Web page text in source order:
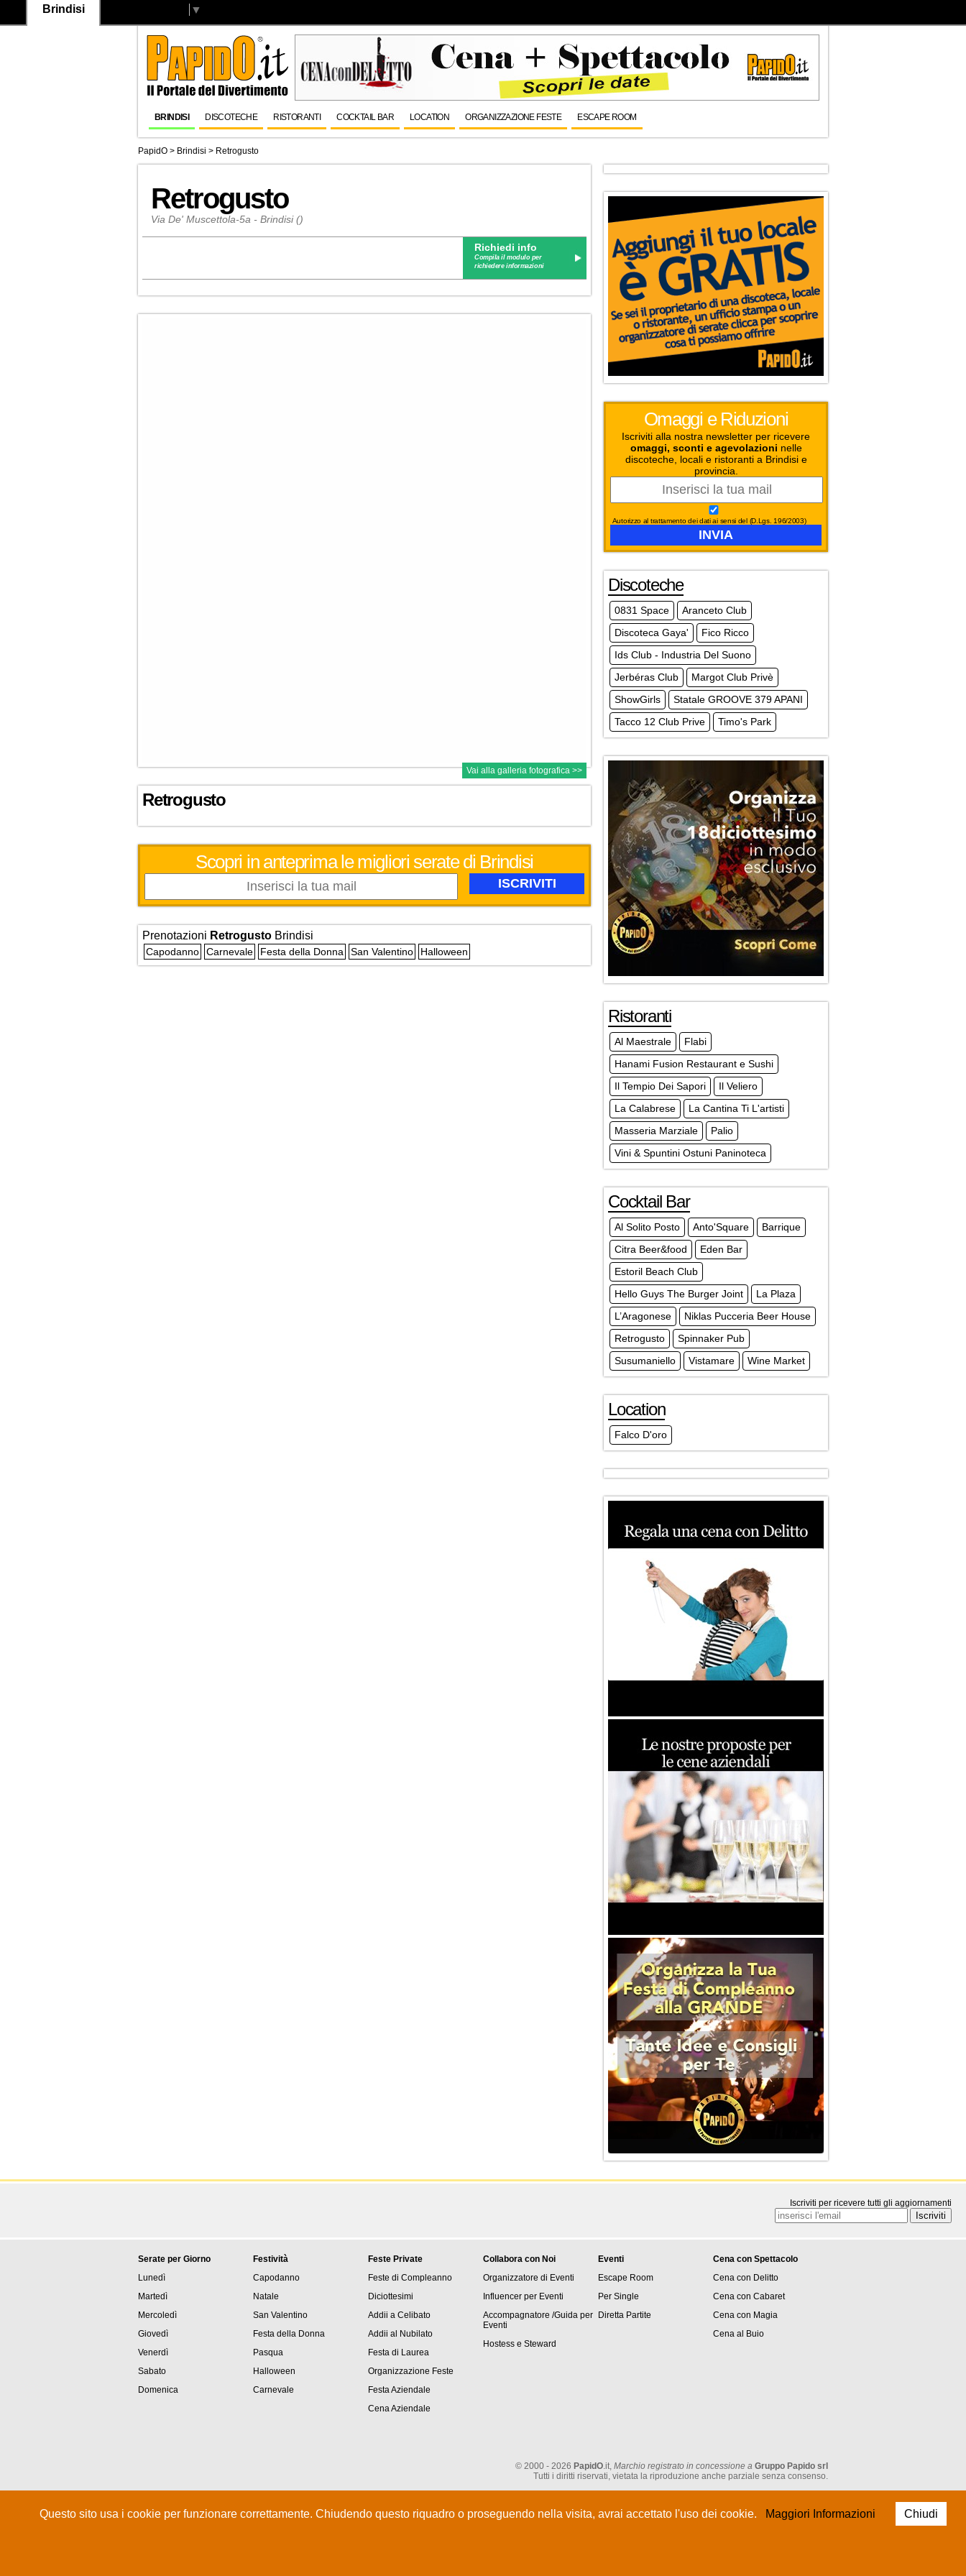
Brindisi ▼
BRINDISI DISCOTECHE RISTORANTI COCKTAIL BAR LOCATION ORGANIZZAZIONE FESTE ESCAPE ROOM
PapidO > Brindisi > Retrogusto
Retrogusto
Via De' Muscettola-5a - Brindisi ()
Richiedi info
Compila il modulo per
richiedere informazioni
Vai alla galleria fotografica >>
Retrogusto
Scopri in anteprima le migliori serate di Brindisi
Prenotazioni Retrogusto Brindisi
Capodanno Carnevale Festa della Donna San Valentino Halloween
Omaggi e Riduzioni
Iscriviti alla nostra newsletter per ricevere
omaggi, sconti e agevolazioni nelle
discoteche, locali e ristoranti a Brindisi e
provincia.
Autorizzo al trattamento dei dati ai sensi del (D.Lgs. 196/2003)
Discoteche
0831 Space
Aranceto Club
Discoteca Gaya'
Fico Ricco
Ids Club - Industria Del Suono
Jerbéras Club
Margot Club Privè
ShowGirls
Statale GROOVE 379 APANI
Tacco 12 Club Prive
Timo's Park
Ristoranti
Al Maestrale
Flabi
Hanami Fusion Restaurant e Sushi
Il Tempio Dei Sapori
Il Veliero
La Calabrese
La Cantina Ti L'artisti
Masseria Marziale
Palio
Vini & Spuntini Ostuni Paninoteca
Cocktail Bar
Al Solito Posto Anto'Square
Barrique
Citra Beer&food
Eden Bar
Estoril Beach Club
Hello Guys The Burger Joint
La Plaza
L’Aragonese
Niklas Pucceria Beer House
Retrogusto
Spinnaker Pub
Susumaniello
Vistamare Wine Market
Location
Falco D'oro
Iscriviti per ricevere tutti gli aggiornamenti
Serate per Giorno
Lunedì
Martedì
Mercoledì
Giovedì
Venerdì
Sabato
Domenica
Festività
Capodanno
Natale
San Valentino
Festa della Donna
Pasqua
Halloween
Carnevale
Feste Private
Feste di Compleanno
Diciottesimi
Addii a Celibato
Addii al Nubilato
Festa di Laurea
Organizzazione Feste
Festa Aziendale
Cena Aziendale
Collabora con Noi
Organizzatore di Eventi
Influencer per Eventi
Accompagnatore /Guida per
Eventi
Hostess e Steward
Eventi
Escape Room
Per Single
Diretta Partite
Cena con Spettacolo
Cena con Delitto
Cena con Cabaret
Cena con Magia
Cena al Buio
© 2000 - 2026 PapidO.it, Marchio registrato in concessione a Gruppo Papido srl
Tutti i diritti riservati, vietata la riproduzione anche parziale senza consenso.
Questo sito usa i cookie per funzionare correttamente. Chiudendo questo riquadro o proseguendo nella visita, avrai accettato l'uso dei cookie. Maggiori Informazioni Chiudi